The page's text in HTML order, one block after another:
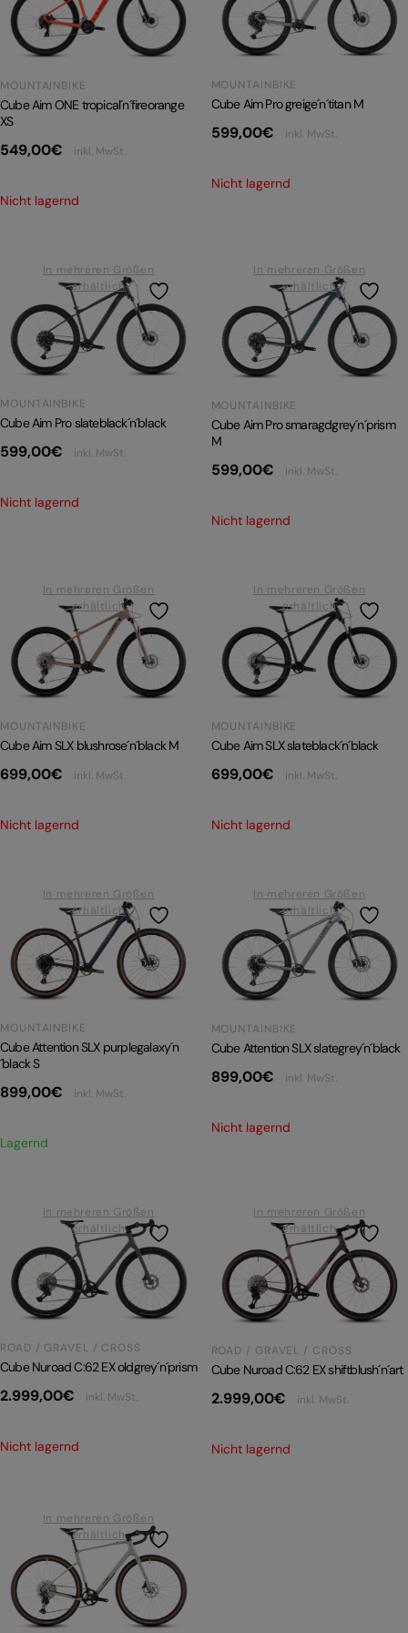
Alle entdecken
E-BIKE TOUR
PRODUKTRÜCKRUFE
MOUNTAINBIKE
Cube Aim ONE tropical´n´fireorange
XS
549,00€ inkl. MwSt.
Nicht lagernd
MOUNTAINBIKE
Cube Aim Pro greige´n´titan M
599,00€ inkl. MwSt.
Nicht lagernd
In mehreren Größen
erhältlich
MOUNTAINBIKE
Cube Aim Pro slateblack´n´black
599,00€ inkl. MwSt.
Nicht lagernd
In mehreren Größen
erhältlich
MOUNTAINBIKE
Cube Aim Pro smaragdgrey´n´prism
M
599,00€ inkl. MwSt.
Nicht lagernd
In mehreren Größen
erhältlich
MOUNTAINBIKE
Cube Aim SLX blushrose´n´black M
699,00€ inkl. MwSt.
Nicht lagernd
In mehreren Größen
erhältlich
MOUNTAINBIKE
Cube Aim SLX slateblack´n´black
699,00€ inkl. MwSt.
Nicht lagernd
In mehreren Größen
erhältlich
MOUNTAINBIKE
Cube Attention SLX purplegalaxy´n
´black S
899,00€ inkl. MwSt.
Lagernd
In mehreren Größen
erhältlich
MOUNTAINBIKE
Cube Attention SLX slategrey´n´black
899,00€ inkl. MwSt.
Nicht lagernd
In mehreren Größen
erhältlich
ROAD / GRAVEL / CROSS
Cube Nuroad C:62 EX oldgrey´n´prism
2.999,00€ inkl. MwSt.
Nicht lagernd
In mehreren Größen
erhältlich
ROAD / GRAVEL / CROSS
Cube Nuroad C:62 EX shiftblush´n´art
2.999,00€ inkl. MwSt.
Nicht lagernd
In mehreren Größen
erhältlich